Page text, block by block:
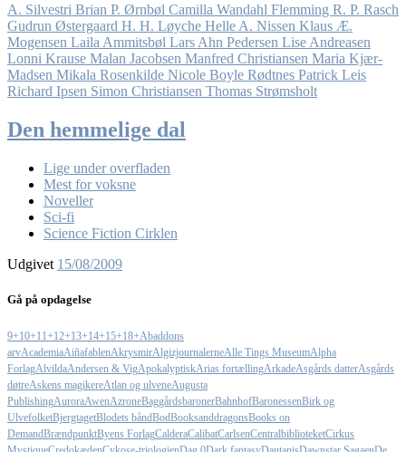
A. Silvestri Brian P. Ørnbøl Camilla Wandahl Flemming R. P. Rasch
Gudrun Østergaard H. H. Løyche Helle A. Nissen Klaus Æ.
Mogensen Laila Ammitsbøl Lars Ahn Pedersen Lise Andreasen
Lonni Krause Malan Jacobsen Manfred Christiansen Maria Kjær-
Madsen Mikala Rosenkilde Nicole Boyle Rødtnes Patrick Leis
Richard Ipsen Simon Christiansen Thomas Strømsholt
Den hemmelige dal
Lige under overfladen
Mest for voksne
Noveller
Sci-fi
Science Fiction Cirklen
Udgivet 15/08/2009
Gå på opdagelse
9+10+11+12+13+14+15+18+Abaddons
arvAcademiaAiñafablenAkrysmirAlgizjournalerneAlle Tings MuseumAlpha
ForlagAlvildaAndersen & VigApokalyptiskArias fortællingArkadeAsgårds datterAsgårds
døtreAskens magikereAtlan og ulveneAugusta
PublishingAuroraAwenAzroneBaggårdsbaronerBahnhofBaronessenBirk og
UlvefolketBjergtagetBlodets båndBodBooksanddragonsBooks on
DemandBrændpunktByens ForlagCalderaCalibatCarlsenCentralbiblioteketCirkus